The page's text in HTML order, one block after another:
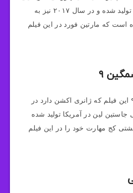
می باشد در سال ۲۰۱۵ تولید شده و در سال ۲۰۱۷ نیز به
که مارتین فورد در این فیلم
۹
فیلم سریع و خشمگین ۹ این فیلم که ژانری اکشن دارد در
جاستین لین در آمریکا تولید شده
کج مهارت خود را در این فیلم